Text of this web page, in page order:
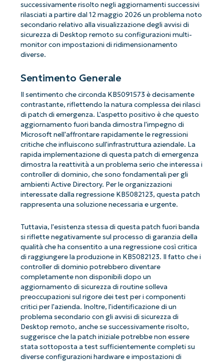
successivamente risolto negli aggiornamenti successivi
rilasciati a partire dal 12 maggio 2026 un problema noto
secondario relativo alla visualizzazione degli avvisi di
sicurezza di Desktop remoto su configurazioni multi-
monitor con impostazioni di ridimensionamento
diverse.
Sentimento Generale
Il sentimento che circonda KB5091573 è decisamente
contrastante, riflettendo la natura complessa dei rilasci
di patch di emergenza. L'aspetto positivo è che questo
aggiornamento fuori banda dimostra l'impegno di
Microsoft nell'affrontare rapidamente le regressioni
critiche che influiscono sull'infrastruttura aziendale. La
rapida implementazione di questa patch di emergenza
dimostra la reattività a un problema serio che interessa i
controller di dominio, che sono fondamentali per gli
ambienti Active Directory. Per le organizzazioni
interessate dalla regressione KB5082123, questa patch
rappresenta una soluzione necessaria e urgente.
Tuttavia, l'esistenza stessa di questa patch fuori banda
si riflette negativamente sul processo di garanzia della
qualità che ha consentito a una regressione così critica
di raggiungere la produzione in KB5082123. Il fatto che i
controller di dominio potrebbero diventare
completamente non disponibili dopo un
aggiornamento di sicurezza di routine solleva
preoccupazioni sul rigore dei test per i componenti
critici per l'azienda. Inoltre, l'identificazione di un
problema secondario con gli avvisi di sicurezza di
Desktop remoto, anche se successivamente risolto,
suggerisce che la patch iniziale potrebbe non essere
stata sottoposta a test sufficientemente completi su
diverse configurazioni hardware e impostazioni di